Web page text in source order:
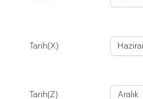
Tarih(X)
Tarih(Z)